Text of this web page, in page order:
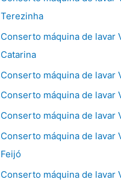
Terezinha
Conserto máquina de lavar
Catarina
Conserto máquina de lavar
Conserto máquina de lavar
Conserto máquina de lavar
Conserto máquina de lavar
Feijó
Conserto máquina de lavar